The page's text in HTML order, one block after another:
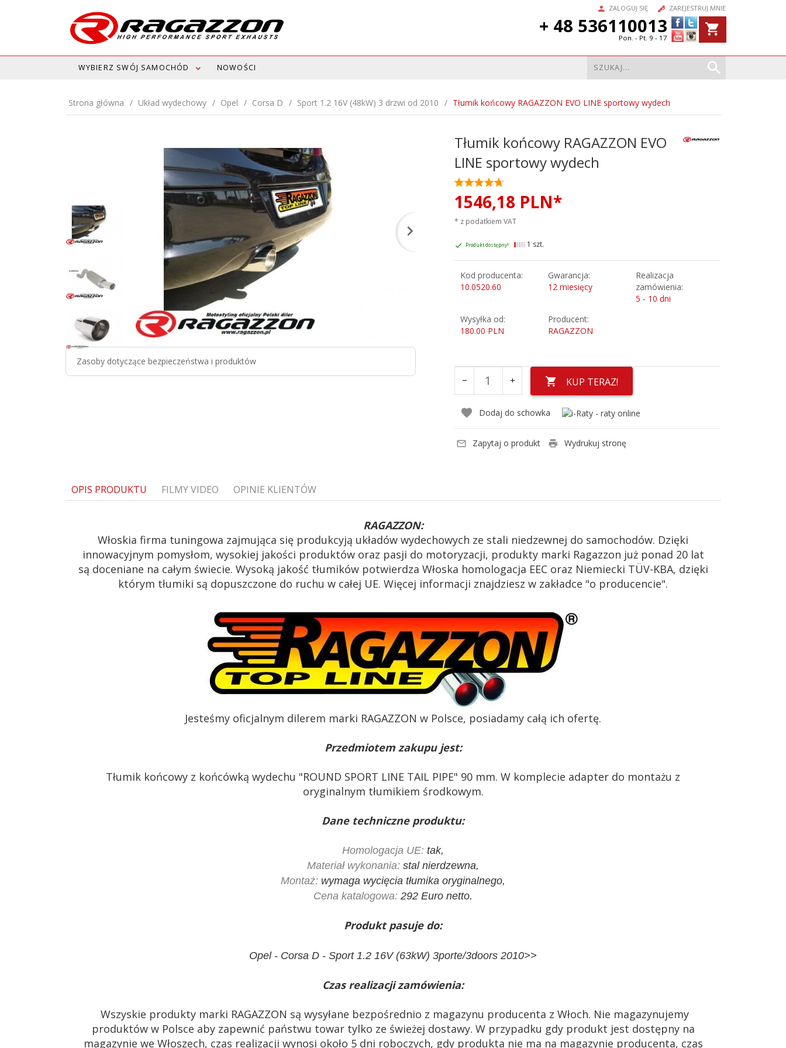
ZALOGUJ SIĘ ZAREJESTRUJ MNIE
+ 48 536110013
Pon. - Pt. 9 - 17
WYBIERZ SWÓJ SAMOCHÓD NOWOŚCI
Strona główna Układ wydechowy Opel Corsa D Sport 1.2 16V (48kW) 3 drzwi od 2010 Tłumik końcowy RAGAZZON EVO LINE sportowy wydech
Zasoby dotyczące bezpieczeństwa i produktów
Tłumik końcowy RAGAZZON EVO
LINE sportowy wydech
1546,18 PLN*
* z podatkiem VAT
Produkt dostępny! 1 szt.
Kod producenta:
10.0520.60
Gwarancja:
12 miesięcy
Realizacja
zamówienia:
5 - 10 dni
Wysyłka od:
180.00 PLN
Producent:
RAGAZZON
KUP TERAZ!
Dodaj do schowka
Zapytaj o produkt Wydrukuj stronę
OPIS PRODUKTU FILMY VIDEO OPINIE KLIENTÓW
RAGAZZON:
Włoskia firma tuningowa zajmująca się produkcyją układów wydechowych ze stali niedzewnej do samochodów. Dzięki
innowacyjnym pomysłom, wysokiej jakości produktów oraz pasji do motoryzacji, produkty marki Ragazzon już ponad 20 lat
są doceniane na całym świecie. Wysoką jakość tłumików potwierdza Włoska homologacja EEC oraz Niemiecki TÜV-KBA, dzięki
którym tłumiki są dopuszczone do ruchu w całej UE. Więcej informacji znajdziesz w zakładce "o producencie".
Jesteśmy oficjalnym dilerem marki RAGAZZON w Polsce, posiadamy całą ich ofertę.
Przedmiotem zakupu jest:
Tłumik końcowy z końcówką wydechu "ROUND SPORT LINE TAIL PIPE" 90 mm. W komplecie adapter do montażu z
oryginalnym tłumikiem środkowym.
Dane techniczne produktu:
Homologacja UE: tak,
Materiał wykonania: stal nierdzewna,
Montaż: wymaga wycięcia tłumika oryginalnego,
Cena katalogowa: 292 Euro netto.
Produkt pasuje do:
Opel - Corsa D - Sport 1.2 16V (63kW) 3porte/3doors 2010>>
Czas realizacji zamówienia:
Wszyskie produkty marki RAGAZZON są wysyłane bezpośrednio z magazynu producenta z Włoch. Nie magazynujemy
produktów w Polsce aby zapewnić państwu towar tylko ze świeżej dostawy. W przypadku gdy produkt jest dostępny na
magazynie we Włoszech, czas realizacji wynosi około 5 dni roboczych, gdy produkta nie ma na magazynie producenta, czas